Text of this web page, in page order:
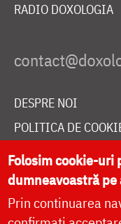
RADIO DOXOLOGIA
DESPRE NOI
POLITICA DE
DONEAZĂ ONLINE
LIVE
Folosim cookie-
dumneavoastră
Prin continuarea